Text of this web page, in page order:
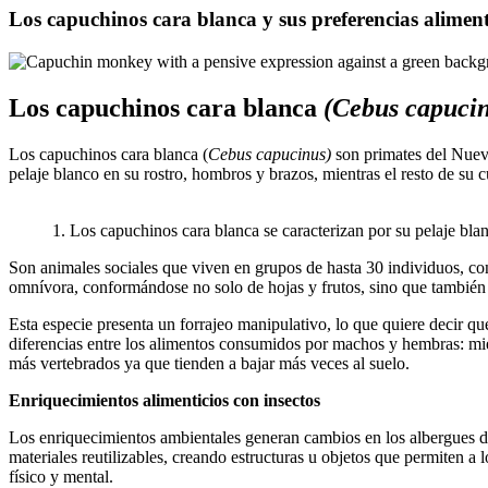
Los capuchinos cara blanca y sus preferencias
Los capuchinos cara blanca (Cebus
Los capuchinos cara blanca (Cebus capucinus) son primates del
pelaje blanco en su rostro, hombros y brazos, mientras el resto de su
1. Los capuchinos cara blanca se caracterizan por su pelaje
Son animales sociales que viven en grupos de hasta 30 individuos,
omnívora, conformándose no solo de hojas y frutos, sino que
Esta especie presenta un forrajeo manipulativo, lo que quiere decir
diferencias entre los alimentos consumidos por machos y hembras:
más vertebrados ya que tienden a bajar más veces al suelo.
Enriquecimientos alimenticios con insectos
Los enriquecimientos ambientales generan cambios en los
materiales reutilizables, creando estructuras u objetos que permiten
físico y mental.